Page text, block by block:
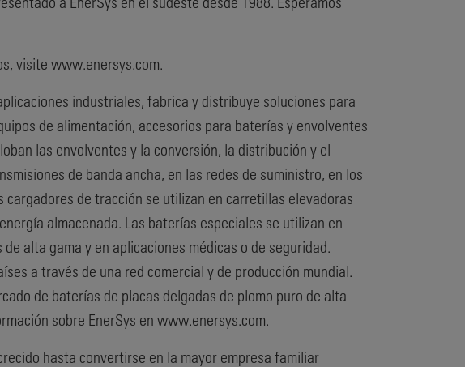
visite www.enersys.com.
industriales, fabrica y distribuye soluciones para
de alimentación, accesorios para baterías y envolventes
las envolventes y la conversión, la distribución y el
de banda ancha, en las redes de suministro, en los
de tracción se utilizan en carretillas elevadoras
almacenada. Las baterías especiales se utilizan en
alta gama y en aplicaciones médicas o de seguridad.
a través de una red comercial y de producción mundial.
de baterías de placas delgadas de plomo puro de alta
sobre EnerSys en www.enersys.com.
crecido hasta convertirse en la mayor empresa familiar